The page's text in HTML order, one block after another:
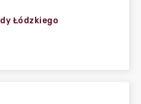
Łódzkiego